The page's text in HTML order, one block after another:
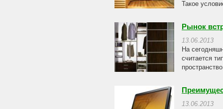
Такое
Рынок
13.06.2013
На
считается
13.06.2013